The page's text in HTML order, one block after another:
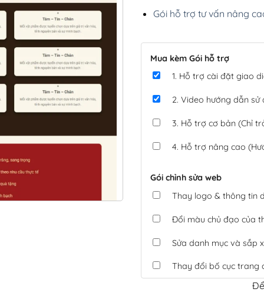
Gói hỗ trợ tư vấn nâng
Mua kèm Gói hỗ trợ
1. Hỗ trợ cài đặt giao
2. Video hướng dẫn
3. Hỗ trợ cơ bản (Chỉ
4. Hỗ trợ nâng cao
Gói chỉnh sửa web
Thay logo & thông tin
Đổi màu chủ đạo của
Sửa danh mục và sắp
Thay đổi bố cục trang
Tích hợp thanh toán